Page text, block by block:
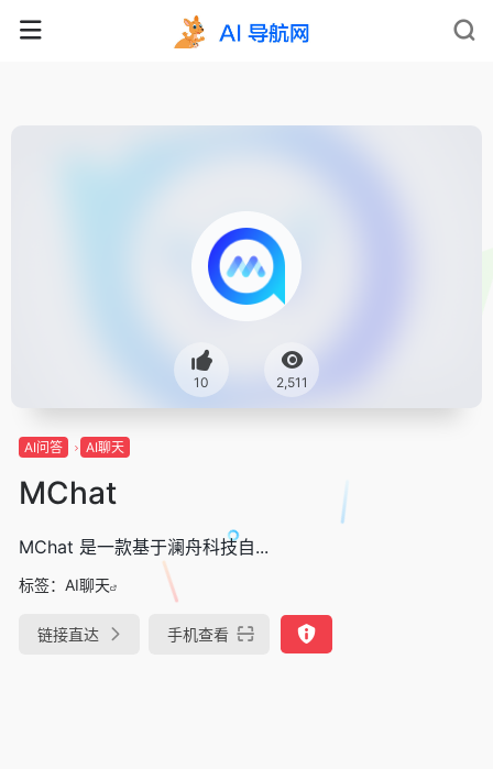
10 2,511
AI问答 AI聊天
MChat
MChat 是一款基于澜舟科技自...
标签： AI聊天
链接直达 手机查看